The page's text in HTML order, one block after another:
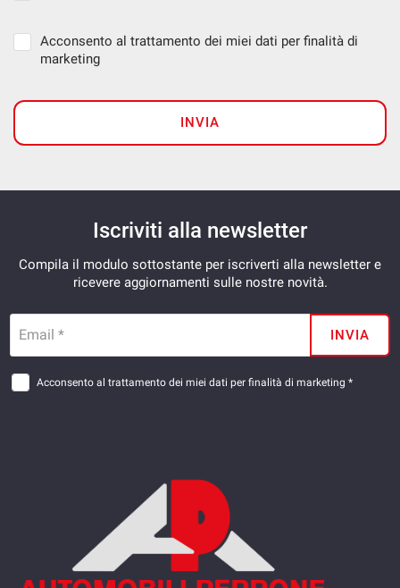
Acconsento al trattamento dei miei dati per finalità di
marketing
INVIA
Iscriviti alla newsletter
Compila il modulo sottostante per iscriverti alla newsletter e
ricevere aggiornamenti sulle nostre novità.
Email * INVIA
Acconsento al trattamento dei miei dati per finalità di marketing *